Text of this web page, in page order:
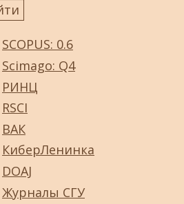
SCOPUS: 0.6
Scimago: Q4
РИНЦ
RSCI
ВАК
КиберЛенинка
DOAJ
Журналы СГУ